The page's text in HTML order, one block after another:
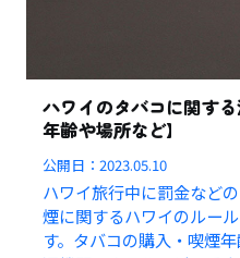
ハワイのタバコに関す
年齢や場所など】
公開日：2023.05.10
ハワイ旅行中に罰金など
煙に関するハワイのルー
す。タバコの購入・喫煙